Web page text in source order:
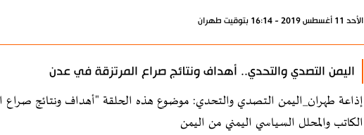
الأحد 11 أغسطس 2019 - 16:14 بتوقيت طهران
اليمن التصدي والتحدي.. أهداف ونتائج صراع المرتزقة في عدن
إذاعة طهران_اليمن التصدي والتحدي: موضوع هذه الحلقة "أهداف ونتائج صراع
الكاتب والمحلل السياسي اليمني من اليمن